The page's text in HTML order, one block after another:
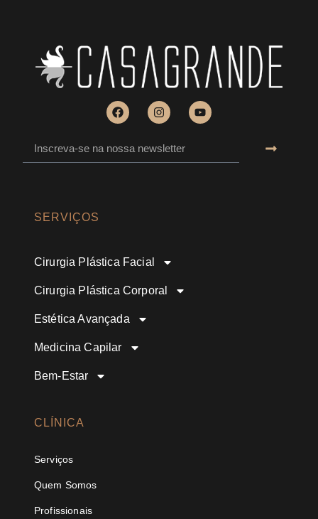
SERVIÇOS
Cirurgia Plástica Facial
Cirurgia Plástica Corporal
Estética Avançada
Medicina Capilar
Bem-Estar
CLÍNICA
Serviços
Quem Somos
Profissionais